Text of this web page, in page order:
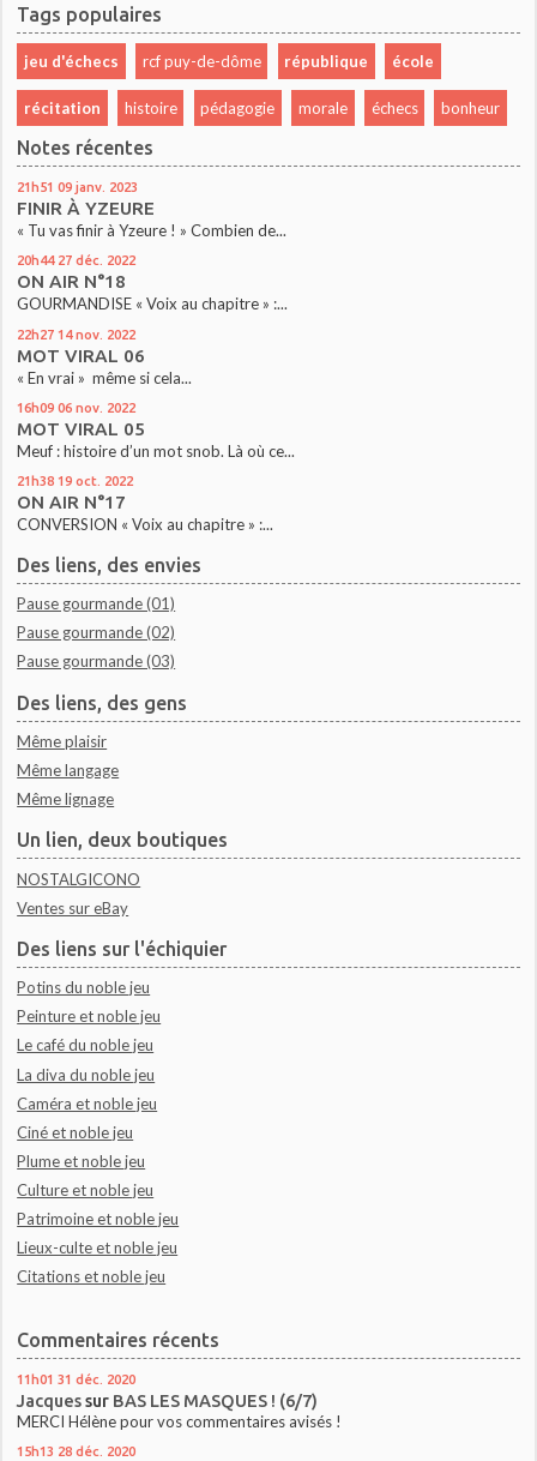
Tags populaires
jeu d'échecs rcf puy-de-dôme république école
récitation histoire pédagogie morale échecs bonheur
Notes récentes
21h51 09 janv. 2023
FINIR À YZEURE
« Tu vas finir à Yzeure ! » Combien de...
20h44 27 déc. 2022
ON AIR N°18
GOURMANDISE « Voix au chapitre » :...
22h27 14 nov. 2022
MOT VIRAL 06
« En vrai » même si cela...
16h09 06 nov. 2022
MOT VIRAL 05
Meuf : histoire d’un mot snob. Là où ce...
21h38 19 oct. 2022
ON AIR N°17
CONVERSION « Voix au chapitre » :...
Des liens, des envies
Pause gourmande (01)
Pause gourmande (02)
Pause gourmande (03)
Des liens, des gens
Même plaisir
Même langage
Même lignage
Un lien, deux boutiques
NOSTALGICONO
Ventes sur eBay
Des liens sur l'échiquier
Potins du noble jeu
Peinture et noble jeu
Le café du noble jeu
La diva du noble jeu
Caméra et noble jeu
Ciné et noble jeu
Plume et noble jeu
Culture et noble jeu
Patrimoine et noble jeu
Lieux-culte et noble jeu
Citations et noble jeu
Commentaires récents
11h01 31 déc. 2020
Jacquessur BAS LES MASQUES ! (6/7)
MERCI Hélène pour vos commentaires avisés !
15h13 28 déc. 2020